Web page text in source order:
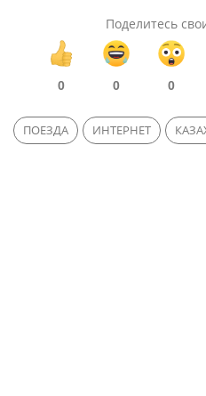
Поделитесь
0 0 0
ПОЕЗДА ИНТЕРНЕТ